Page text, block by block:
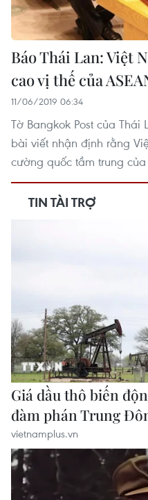
Báo Thái Lan: Việt
cao vị thế của
11/06/2019 06:34
Tờ Bangkok Post của
bài viết nhận định rằng
cường quốc tầm trung